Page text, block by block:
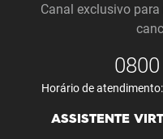
Canal exclusivo
Horário de
ASSISTENTE